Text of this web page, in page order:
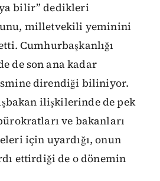
bilir” dedikleri
milletvekili yeminini
Cumhurbaşkanlığı
de son ana kadar
ismine direndiği biliniyor.
ilişkilerinde de pek
ve bakanları
için uyardığı, onun
ettirdiği de o dönemin